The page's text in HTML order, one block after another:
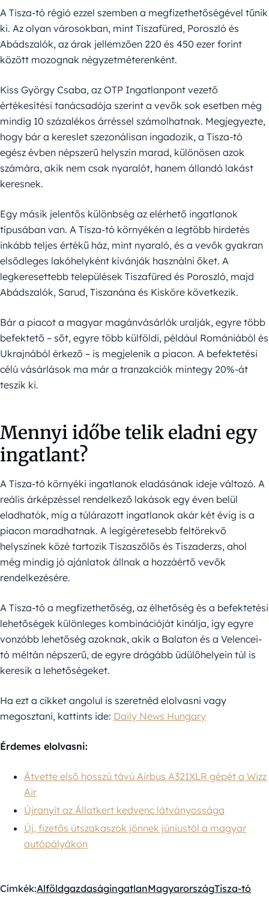
A Tisza-tó régió ezzel szemben a megfizethetőségével tűnik
ki. Az olyan városokban, mint Tiszafüred, Poroszló és
Abádszalók, az árak jellemzően 220 és 450 ezer forint
között mozognak négyzetméterenként.
Kiss György Csaba, az OTP Ingatlanpont vezető
értékesítési tanácsadója szerint a vevők sok esetben még
mindig 10 százalékos árréssel számolhatnak. Megjegyezte,
hogy bár a kereslet szezonálisan ingadozik, a Tisza-tó
egész évben népszerű helyszín marad, különösen azok
számára, akik nem csak nyaralót, hanem állandó lakást
keresnek.
Egy másik jelentős különbség az elérhető ingatlanok
típusában van. A Tisza-tó környékén a legtöbb hirdetés
inkább teljes értékű ház, mint nyaraló, és a vevők gyakran
elsődleges lakóhelyként kívánják használni őket. A
legkeresettebb települések Tiszafüred és Poroszló, majd
Abádszalók, Sarud, Tiszanána és Kisköre következik.
Bár a piacot a magyar magánvásárlók uralják, egyre több
befektető – sőt, egyre több külföldi, például Romániából és
Ukrajnából érkező – is megjelenik a piacon. A befektetési
célú vásárlások ma már a tranzakciók mintegy 20%-át
teszik ki.
Mennyi időbe telik eladni egy
ingatlant?
A Tisza-tó környéki ingatlanok eladásának ideje változó. A
reális árképzéssel rendelkező lakások egy éven belül
eladhatók, míg a túlárazott ingatlanok akár két évig is a
piacon maradhatnak. A legígéretesebb feltörekvő
helyszínek közé tartozik Tiszaszőlős és Tiszaderzs, ahol
még mindig jó ajánlatok állnak a hozzáértő vevők
rendelkezésére.
A Tisza-tó a megfizethetőség, az élhetőség és a befektetési
lehetőségek különleges kombinációját kínálja, így egyre
vonzóbb lehetőség azoknak, akik a Balaton és a Velencei-
tó méltán népszerű, de egyre drágább üdülőhelyein túl is
keresik a lehetőségeket.
Ha ezt a cikket angolul is szeretnéd elolvasni vagy
megosztani, kattints ide: Daily News Hungary
Érdemes elolvasni:
Átvette első hosszú távú Airbus A321XLR gépét a Wizz
Air
Újranyit az Állatkert kedvenc látványossága
Új, fizetős útszakaszok jönnek júniustól a magyar
autópályákon
Címkék:AlföldgazdaságingatlanMagyarországTisza-tó